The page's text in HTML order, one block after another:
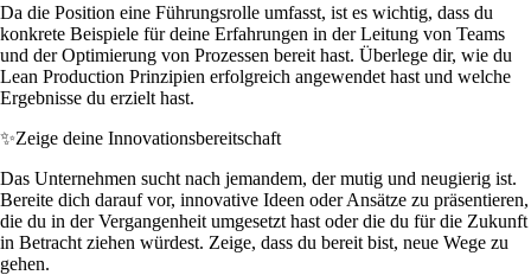
Da die Position eine Führungsrolle umfasst, ist es wichtig, dass du
konkrete Beispiele für deine Erfahrungen in der Leitung von Teams
und der Optimierung von Prozessen bereit hast. Überlege dir, wie du
Lean Production Prinzipien erfolgreich angewendet hast und welche
Ergebnisse du erzielt hast.
✨Zeige deine Innovationsbereitschaft
Das Unternehmen sucht nach jemandem, der mutig und neugierig ist.
Bereite dich darauf vor, innovative Ideen oder Ansätze zu präsentieren,
die du in der Vergangenheit umgesetzt hast oder die du für die Zukunft
in Betracht ziehen würdest. Zeige, dass du bereit bist, neue Wege zu
gehen.